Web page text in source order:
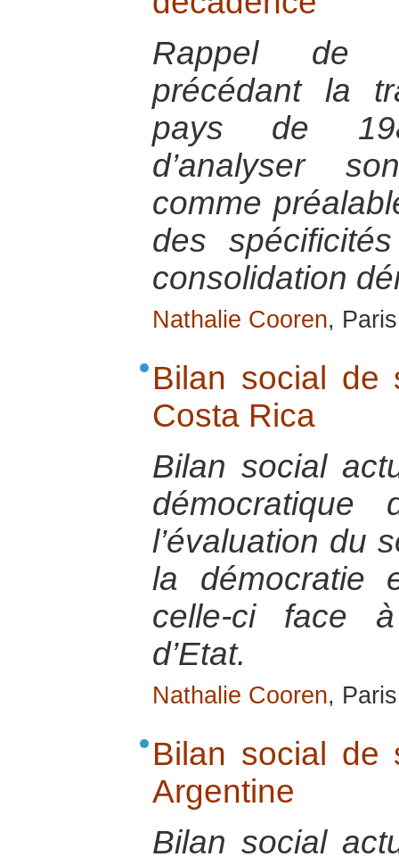
Rappel de
précédant la
pays de
d’analyser
comme
des
consolidation
Nathalie Cooren,
Bilan social de
Costa Rica
Bilan social
l’évaluation du
la démocratie
celle-ci face
d’Etat.
Nathalie Cooren,
Bilan social de
Argentine
Bilan social